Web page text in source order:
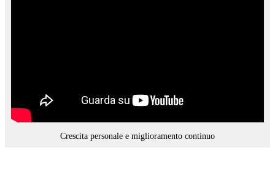
Crescita personale e miglioramento continuo